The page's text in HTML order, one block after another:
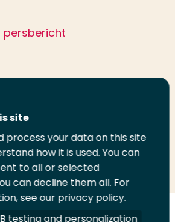
persbericht
Email
deze
pagina
Print
deze
pagina
site
process your data on this site
how it is used. You can
to all or selected
can decline them all. For
see our privacy policy.
testing and personalization